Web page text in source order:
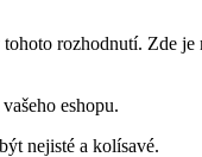
rozhodnutí. Zde
eshopu.
nejisté a kolísavé.